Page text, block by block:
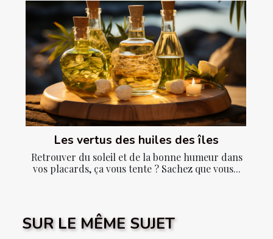
Les vertus des huiles des îles
Retrouver du soleil et de la bonne humeur dans
vos placards, ça vous tente ? Sachez que vous...
SUR LE MÊME SUJET